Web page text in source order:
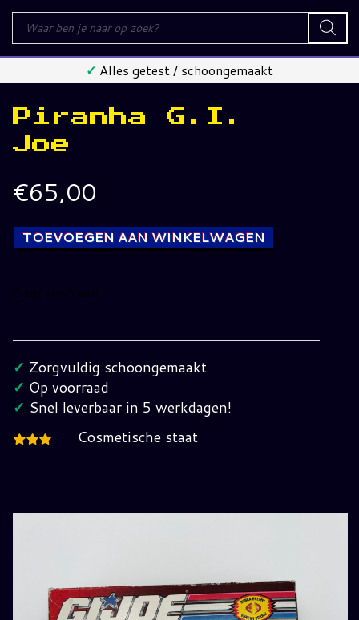
Producten
zoeken
✓ Alles getest / schoongemaakt
Piranha G.I.
Joe
€65,00
TOEVOEGEN AAN WINKELWAGEN
1 op voorraad
G.I.
Joe
hoeveelheid
✓ Zorgvuldig schoongemaakt
✓ Op voorraad
✓ Snel leverbaar in 5 werkdagen!
Cosmetische staat